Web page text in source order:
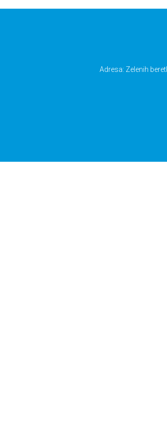
Adresa: Zelenih